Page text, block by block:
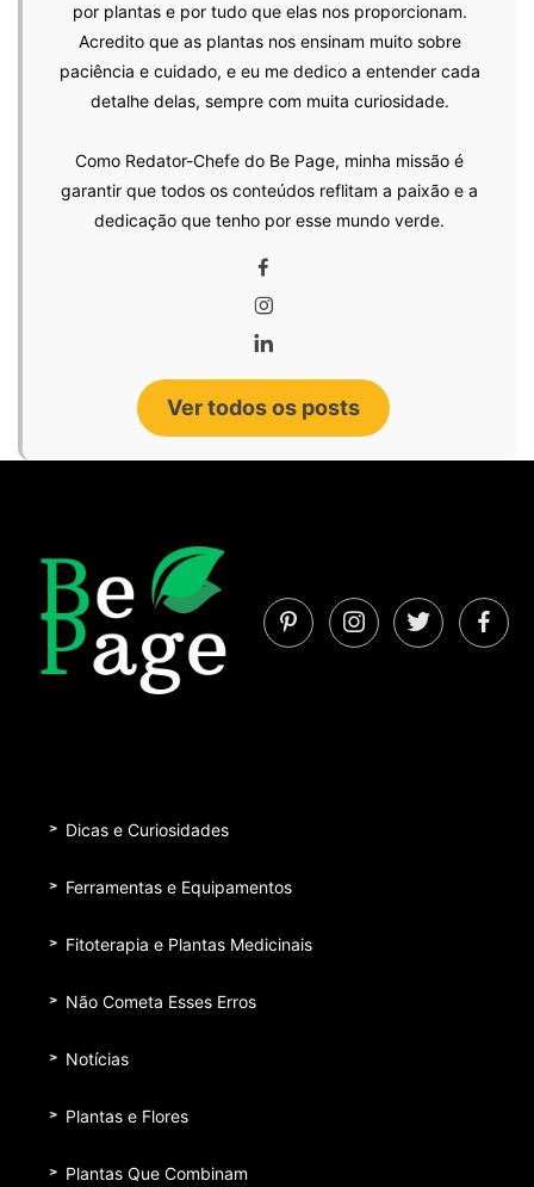
por plantas e por tudo que elas nos proporcionam.
Acredito que as plantas nos ensinam muito sobre
paciência e cuidado, e eu me dedico a entender cada
detalhe delas, sempre com muita curiosidade.
Como Redator-Chefe do Be Page, minha missão é
garantir que todos os conteúdos reflitam a paixão e a
dedicação que tenho por esse mundo verde.
Ver todos os posts
Dicas e Curiosidades
Ferramentas e Equipamentos
Fitoterapia e Plantas Medicinais
Não Cometa Esses Erros
Notícias
Plantas e Flores
Plantas Que Combinam